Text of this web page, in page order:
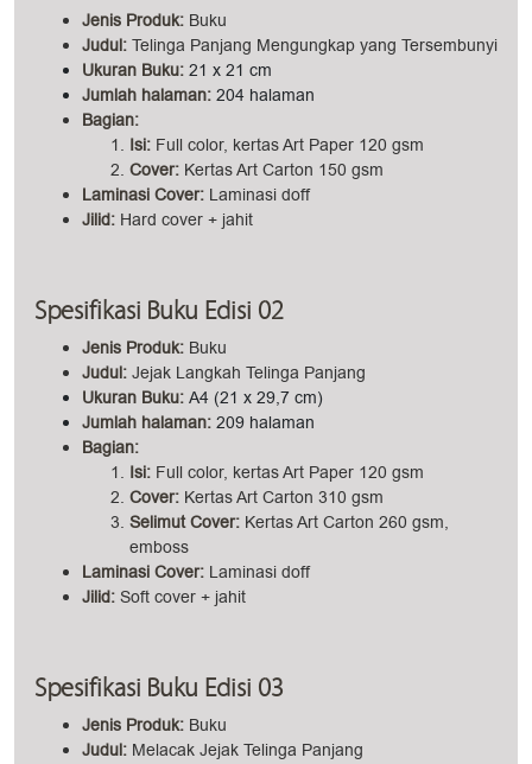
Jenis Produk: Buku
Judul: Telinga Panjang Mengungkap yang Tersembunyi
Ukuran Buku: 21 x 21 cm
Jumlah halaman: 204 halaman
Bagian:
Isi: Full color, kertas Art Paper 120 gsm
Cover: Kertas Art Carton 150 gsm
Laminasi Cover: Laminasi doff
Jilid: Hard cover + jahit
Spesifikasi Buku Edisi 02
Jenis Produk: Buku
Judul: Jejak Langkah Telinga Panjang
Ukuran Buku: A4 (21 x 29,7 cm)
Jumlah halaman: 209 halaman
Bagian:
Isi: Full color, kertas Art Paper 120 gsm
Cover: Kertas Art Carton 310 gsm
Selimut Cover: Kertas Art Carton 260 gsm,
emboss
Laminasi Cover: Laminasi doff
Jilid: Soft cover + jahit
Spesifikasi Buku Edisi 03
Jenis Produk: Buku
Judul: Melacak Jejak Telinga Panjang